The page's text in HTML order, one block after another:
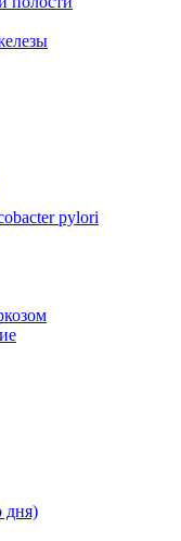
pylori
дня)